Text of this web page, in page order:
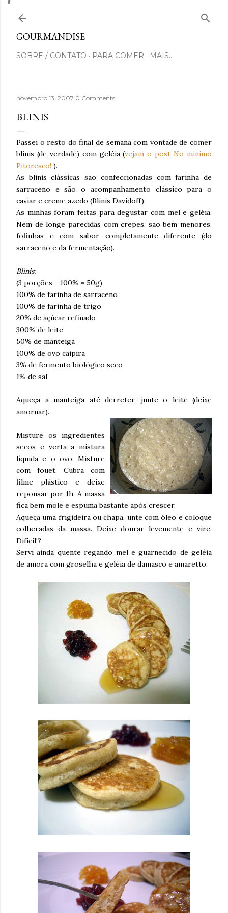
GOURMANDISE
SOBRE / CONTATO PARA COMER MAIS…
novembro 13, 2007 0 Comments
BLINIS
Passei o resto do final de semana com vontade de comer
blinis (de verdade) com geléia (vejam o post No mínimo
Pitoresco! ).
As blinis clássicas são confeccionadas com farinha de
sarraceno e são o acompanhamento clássico para o
caviar e creme azedo (Blinis Davidoff).
As minhas foram feitas para degustar com mel e geléia.
Nem de longe parecidas com crepes, são bem menores,
fofinhas e com sabor completamente diferente (do
sarraceno e da fermentação).
Blinis:
(3 porções - 100% = 50g)
100% de farinha de sarraceno
100% de farinha de trigo
20% de açúcar refinado
300% de leite
50% de manteiga
100% de ovo caipira
3% de fermento biológico seco
1% de sal
Aqueça a manteiga até derreter, junte o leite (deixe
amornar).
Misture os ingredientes
secos e verta a mistura
líquida e o ovo. Misture
com fouet. Cubra com
filme plástico e deixe
repousar por 1h. A massa
fica bem mole e espuma bastante após crescer.
Aqueça uma frigideira ou chapa, unte com óleo e coloque
colheradas da massa. Deixe dourar levemente e vire.
Difícil!?
Servi ainda quente regando mel e guarnecido de geléia
de amora com groselha e geléia de damasco e amaretto.